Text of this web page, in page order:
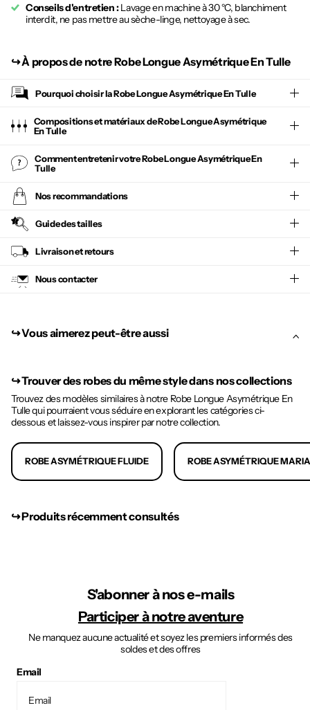
Conseils d'entretien :Lavage en machine à 30 °C, blanchiment
interdit, ne pas mettre au sèche-linge, nettoyage à sec.
↪︎À propos de notre Robe Longue Asymétrique En Tulle
Pourquoi choisir laRobe Longue Asymétrique En Tulle
Compositions et matériaux de Robe Longue Asymétrique
En Tulle
Comment entretenir votreRobe Longue Asymétrique En
Tulle
Nos recommandations
Guide des tailles
Livraison et retours
Nous contacter
↪︎ Vous aimerez peut-être aussi
↪︎Trouver des robes du même style dans nos collections
Trouvez des modèles similaires à notre Robe Longue Asymétrique En
Tulle qui pourraient vous séduire en explorant les catégories ci-
dessous et laissez-vous inspirer par notre collection.
ROBE ASYMÉTRIQUE FLUIDE ROBE ASYMÉTRIQUE
↪︎ Produits récemment consultés
S'abonner à nos e-mails
Participer à notre aventure
Ne manquez aucune actualité et soyez les premiers informés des
soldes et des offres
Email